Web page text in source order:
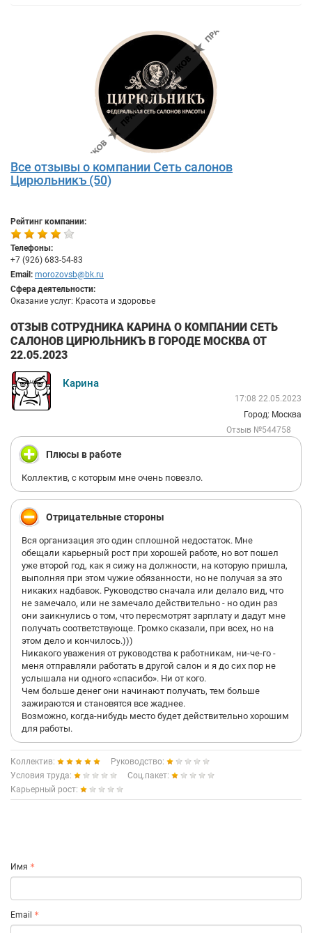
Все отзывы о компании Сеть салонов
Цирюльникъ (50)
Рейтинг компании:
Телефоны:
+7 (926) 683-54-83
Email: morozovsb@bk.ru
Сфера деятельности:
Оказание услуг: Красота и здоровье
ОТЗЫВ СОТРУДНИКА КАРИНА О КОМПАНИИ СЕТЬ
САЛОНОВ ЦИРЮЛЬНИКЪ В ГОРОДЕ МОСКВА ОТ
22.05.2023
Карина
17:08 22.05.2023
Город: Москва
Отзыв №544758
Плюсы в работе
Коллектив, с которым мне очень повезло.
Отрицательные стороны
Вся организация это один сплошной недостаток. Мне
обещали карьерный рост при хорошей работе, но вот пошел
уже второй год, как я сижу на должности, на которую пришла,
выполняя при этом чужие обязанности, но не получая за это
никаких надбавок. Руководство сначала или делало вид, что
не замечало, или не замечало действительно - но один раз
они заикнулись о том, что пересмотрят зарплату и дадут мне
получать соответствующе. Громко сказали, при всех, но на
этом дело и кончилось.)))
Никакого уважения от руководства к работникам, ни-че-го -
меня отправляли работать в другой салон и я до сих пор не
услышала ни одного «спасибо». Ни от кого.
Чем больше денег они начинают получать, тем больше
зажираются и становятся все жаднее.
Возможно, когда-нибудь место будет действительно хорошим
для работы.
Коллектив:
Руководство:
Условия труда:
Соц.пакет:
Карьерный рост:
Имя
Email